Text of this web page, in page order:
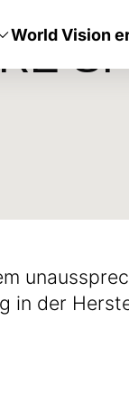
World Vision
in der